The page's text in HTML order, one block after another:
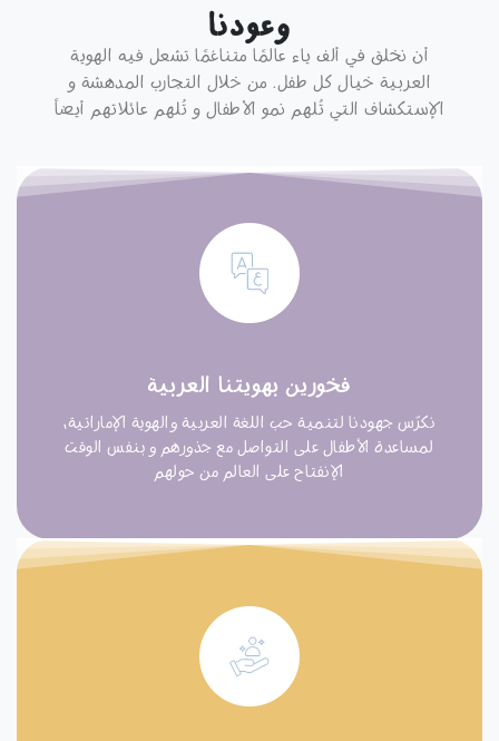
وعودنا
أن نخلق في ألف ياء عالمًا متناغمًا تشعل فيه الهوية
العربية خيال كل طفل. من خلال التجارب المدهشة و
الإستكشاف التي تُلهم نمو الأطفال و تُلهم عائلاتهم أيضاً
فخورين بهويتنا العربية
نكرّس جهودنا لتنمية حب اللغة العربية والهوية الإماراتية،
لمساعدة الأطفال على التواصل مع جذورهم و بنفس الوقت
الإنفتاح على العالم من حولهم